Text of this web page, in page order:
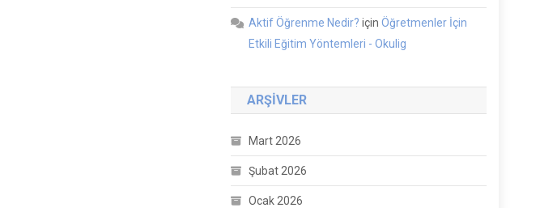
Aktif Öğrenme Nedir? içinÖğretmenler İçin
Etkili Eğitim Yöntemleri - Okulig
ARŞIVLER
Mart 2026
Şubat 2026
Ocak 2026